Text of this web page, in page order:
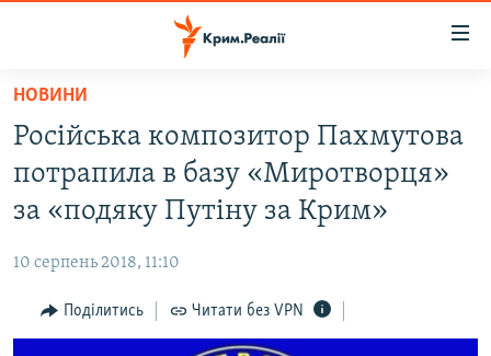
Перейти
основного
матеріалу
Перейти
до
основної
навігації
Перейти
до
ВІДЕО ТА ФОТО
БЛОГИ
ПОГЛЯД
НОВИНИ
Російська композитор Пахмутова
потрапила в базу «Миротворця»
за «подяку Путіну за Крим»
10 серпень 2018, 11:10
Поділитись Читати без VPN